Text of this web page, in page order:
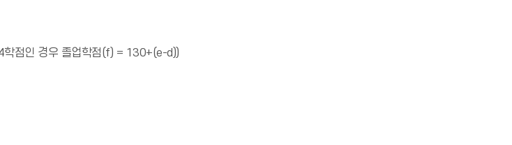
학점인 경우 졸업학점(f) = 130+(e-d))